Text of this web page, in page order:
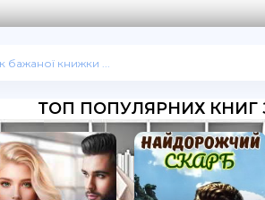
ТОП ПОПУЛЯРНИХ КНИГ